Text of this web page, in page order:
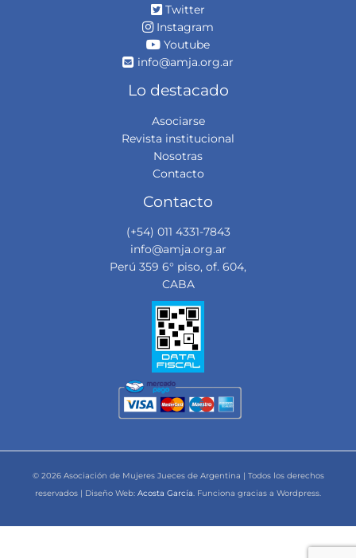
Twitter
Instagram
Youtube
info@amja.org.ar
Lo destacado
Asociarse
Revista institucional
Nosotras
Contacto
Contacto
(+54) 011 4331-7843
info@amja.org.ar
Perú 359 6° piso, of. 604,
CABA
© 2026 Asociación de Mujeres Jueces de Argentina | Todos los derechos
reservados | Diseño Web: Acosta García. Funciona gracias a Wordpress.